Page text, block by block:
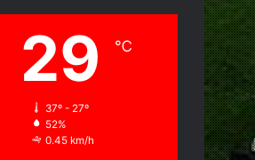
29 ℃
37º - 27º
52%
0.45 km/h